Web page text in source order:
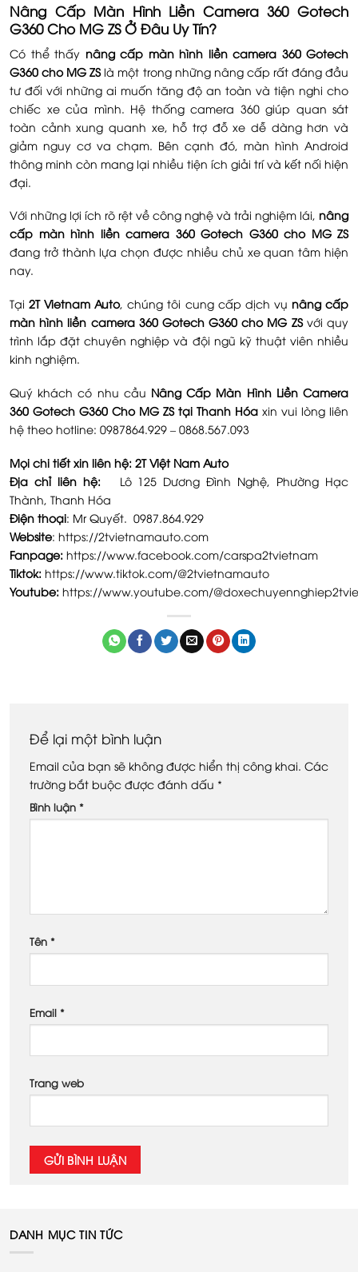
Nâng Cấp Màn Hình Liền Camera 360 Gotech
G360 Cho MG ZS Ở Đâu Uy Tín?
Có thể thấy nâng cấp màn hình liền camera 360 Gotech
G360 cho MG ZSlà một trong những nâng cấp rất đáng đầu
tư đối với những ai muốn tăng độ an toàn và tiện nghi cho
chiếc xe của mình. Hệ thống camera 360 giúp quan sát
toàn cảnh xung quanh xe, hỗ trợ đỗ xe dễ dàng hơn và
giảm nguy cơ va chạm. Bên cạnh đó, màn hình Android
thông minh còn mang lại nhiều tiện ích giải trí và kết nối hiện
đại.
Với những lợi ích rõ rệt về công nghệ và trải nghiệm lái, nâng
cấp màn hình liền camera 360 Gotech G360 cho MG ZS
đang trở thành lựa chọn được nhiều chủ xe quan tâm hiện
nay.
Tại2T Vietnam Auto, chúng tôi cung cấp dịch vụ nâng cấp
màn hình liền camera 360 Gotech G360 cho MG ZSvới quy
trình lắp đặt chuyên nghiệp và đội ngũ kỹ thuật viên nhiều
kinh nghiệm.
Quý khách có nhu cầu Nâng Cấp Màn Hình Liền Camera
360 Gotech G360 Cho MG ZS tại Thanh Hóa xin vui lòng liên
hệ theo hotline: 0987864.929 – 0868.567.093
Mọi chi tiết xin liên hệ: 2T Việt Nam Auto
Địa chỉ liên hệ: Lô 125 Dương Đình Nghệ, Phường Hạc
Thành, Thanh Hóa
Điện thoại: Mr Quyết. 0987.864.929
Website: https://2tvietnamauto.com
Fanpage: https://www.facebook.com/carspa2tvietnam
Tiktok: https://www.tiktok.com/@2tvietnamauto
Youtube: https://www.youtube.com/
Để lại một bình luận
Email của bạn sẽ không được hiển thị công khai. Các
trường bắt buộc được đánh dấu *
Bình luận *
Tên *
Email *
Trang web
DANH MỤC TIN TỨC